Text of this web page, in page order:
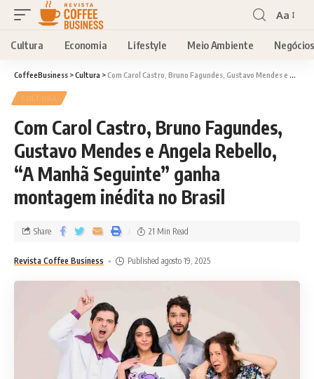
Aa
Cultura Economia Lifestyle Meio Ambiente Negócios
CoffeeBusiness >Cultura >Com Carol Castro, Bruno Fagundes, Gustavo Mendes e Angela Rebello, “A Manhã Seguinte” ganha montagem inédita no Brasil
CULTURA
Com Carol Castro, Bruno Fagundes,
Gustavo Mendes e Angela Rebello,
“A Manhã Seguinte” ganha
montagem inédita no Brasil
Revista Coffee Business Published agosto 19, 2025
Share 21 Min Read